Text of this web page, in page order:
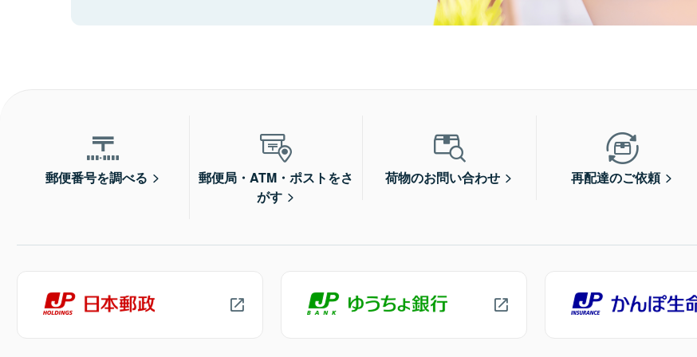
郵便番号を調べる
郵便局・ATM・ポストをさ
がす
荷物のお問い合わせ 再配達のご依頼